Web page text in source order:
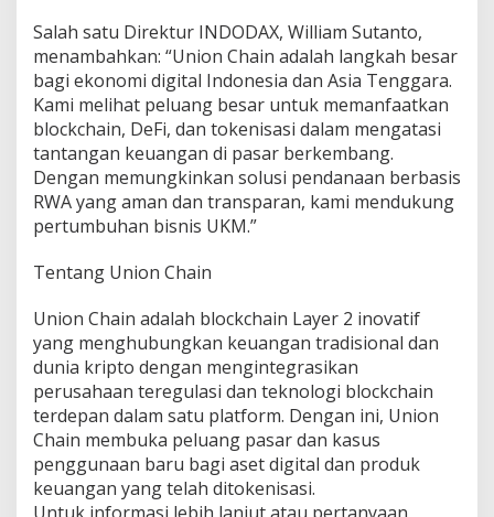
Salah satu Direktur INDODAX, William Sutanto,
menambahkan: “Union Chain adalah langkah besar
bagi ekonomi digital Indonesia dan Asia Tenggara.
Kami melihat peluang besar untuk memanfaatkan
blockchain, DeFi, dan tokenisasi dalam mengatasi
tantangan keuangan di pasar berkembang.
Dengan memungkinkan solusi pendanaan berbasis
RWA yang aman dan transparan, kami mendukung
pertumbuhan bisnis UKM.”
Tentang Union Chain
Union Chain adalah blockchain Layer 2 inovatif
yang menghubungkan keuangan tradisional dan
dunia kripto dengan mengintegrasikan
perusahaan teregulasi dan teknologi blockchain
terdepan dalam satu platform. Dengan ini, Union
Chain membuka peluang pasar dan kasus
penggunaan baru bagi aset digital dan produk
keuangan yang telah ditokenisasi.